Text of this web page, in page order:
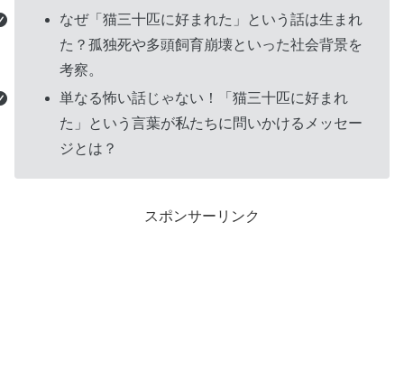
なぜ「猫三十匹に好まれた」という話は生まれ
た？孤独死や多頭飼育崩壊といった社会背景を
考察。
単なる怖い話じゃない！「猫三十匹に好まれ
た」という言葉が私たちに問いかけるメッセー
ジとは？
スポンサーリンク